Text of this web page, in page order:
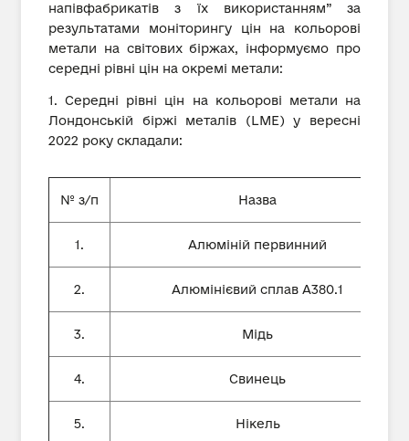
напівфабрикатів з їх використанням” за
результатами моніторингу цін на кольорові
метали на світових біржах, інформуємо про
середні рівні цін на окремі метали:
1. Середні рівні цін на кольорові метали на
Лондонській біржі металів (LME) у вересні
2022 року складали:
№ з/п Назва
1. Алюміній первинний
2. Алюмінієвий сплав А380.1
3. Мідь
4. Свинець
5. Нікель